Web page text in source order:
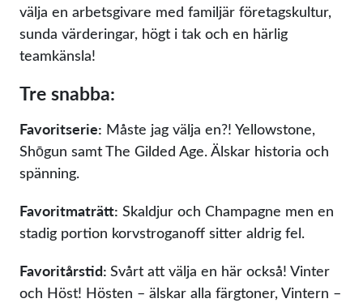
välja en arbetsgivare med familjär företagskultur,
sunda värderingar, högt i tak och en härlig
teamkänsla!
Tre snabba:
Favoritserie: Måste jag välja en?! Yellowstone,
Shōgun samt The Gilded Age. Älskar historia och
spänning.
Favoritmaträtt: Skaldjur och Champagne men en
stadig portion korvstroganoff sitter aldrig fel.
Favoritårstid: Svårt att välja en här också! Vinter
och Höst! Hösten – älskar alla färgtoner, Vintern –